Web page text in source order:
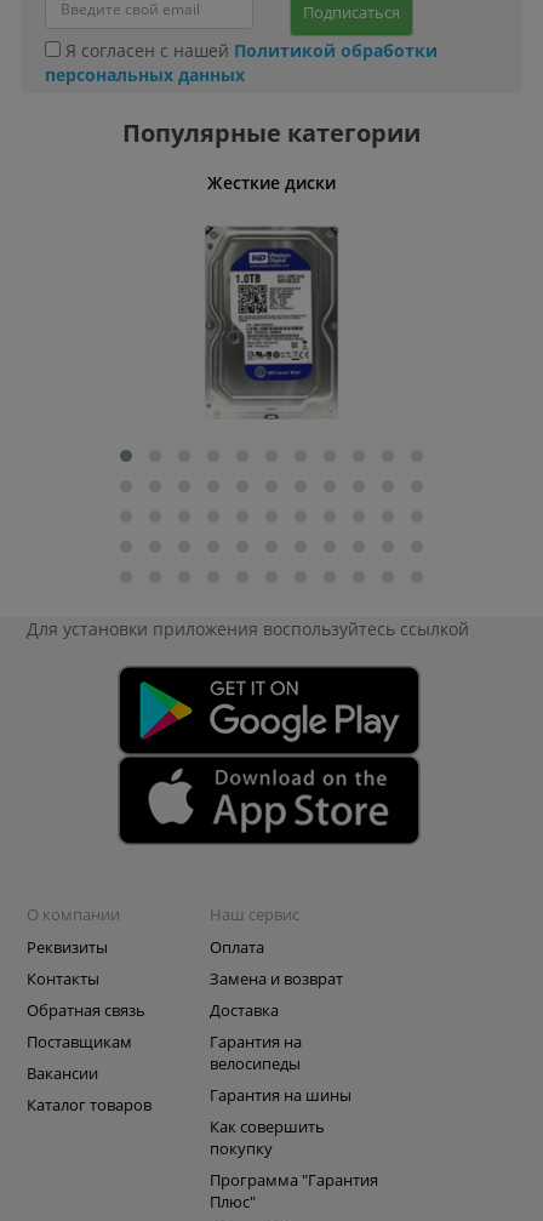
Подписаться
Я согласен с нашей Политикой обработки
персональных данных
Популярные категории
Жесткие диски
Для установки приложения воспользуйтесь ссылкой
О компании
Реквизиты
Контакты
Обратная связь
Поставщикам
Вакансии
Каталог товаров
Наш сервис
Оплата
Замена и возврат
Доставка
Гарантия на
велосипеды
Гарантия на шины
Как совершить
покупку
Программа "Гарантия
Плюс"